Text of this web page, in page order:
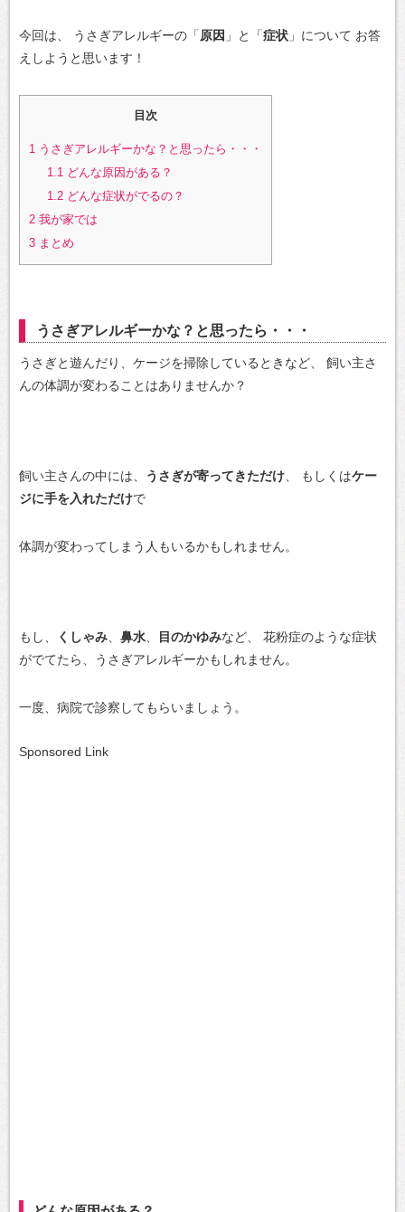
今回は、 うさぎアレルギーの「原因 」と「症状 」について お答
えしようと思います！
目次
1 うさぎアレルギーかな？と思ったら・・・
1.1どんな原因がある？
1.2どんな症状がでるの？
2 我が家では
3 まとめ
うさぎアレルギーかな？と思ったら・・・
うさぎと遊んだり、ケージを掃除しているときなど、
飼い主さ
んの体調が変わることはありませんか？
飼い主さんの中には、 うさぎが寄ってきただけ もしくはケー
ジに手を入れただけで
体調が変わってしまう人もいるかもしれません。
もし、 くしゃみ 鼻水 目のかゆみなど、
花粉症のような症状
がでてたら、うさぎアレルギーかもしれません。
一度、病院で診察してもらいましょう。
Sponsored Link